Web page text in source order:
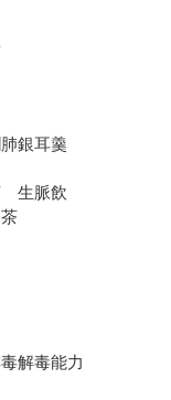
銀耳羹
生脈飲
解毒能力